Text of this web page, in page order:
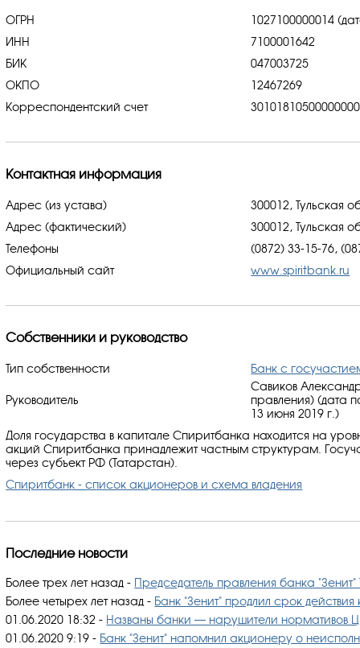
ОГРН
1027100000014
ИНН
7100001642
БИК
047003725
ОКПО
12467269
Корреспондентский счет
Контактная информация
Адрес (из устава)
300012, Тульская
Адрес (фактический)
300012, Тульская
Телефоны
(0872) 33-15-76,
Официальный сайт
www.spiritbank.ru
Собственники и руководство
Тип собственности Банк с
Руководитель
Савиков
правления) (дата
13 июня 2019 г.)
Доля государства в капитале Спиритбанка находится на
акций Спиритбанка принадлежит частным структурам.
через субъект РФ (Татарстан).
Спиритбанк - список акционеров и схема владения
Последние новости
Более трех лет назад- Председатель правления банка "Зенит"
Более четырех лет назад- Банк "Зенит" продлил срок действия
01.06.2020 18:32- Названы банки — нарушители нормативов
01.06.2020 9:19- Банк "Зенит" напомнил акционеру о